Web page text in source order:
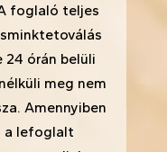
foglaló teljes
24 órán belüli
meg nem
Amennyiben
a lefoglalt